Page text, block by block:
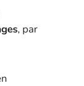
, par